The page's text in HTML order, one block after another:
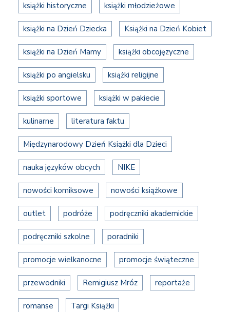
książki historyczne książki młodzieżowe
książki na Dzień Dziecka Książki na Dzień Kobiet
książki na Dzień Mamy książki obcojęzyczne
książki po angielsku książki religijne
książki sportowe książki w pakiecie
kulinarne literatura faktu
Międzynarodowy Dzień Książki dla Dzieci
nauka języków obcych NIKE
nowości komiksowe nowości książkowe
outlet podróże podręczniki akademickie
podręczniki szkolne poradniki
promocje wielkanocne promocje świąteczne
przewodniki Remigiusz Mróz reportaże
romanse Targi Książki